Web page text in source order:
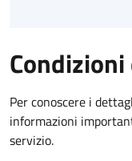
Per conoscere i
informazioni
servizio.